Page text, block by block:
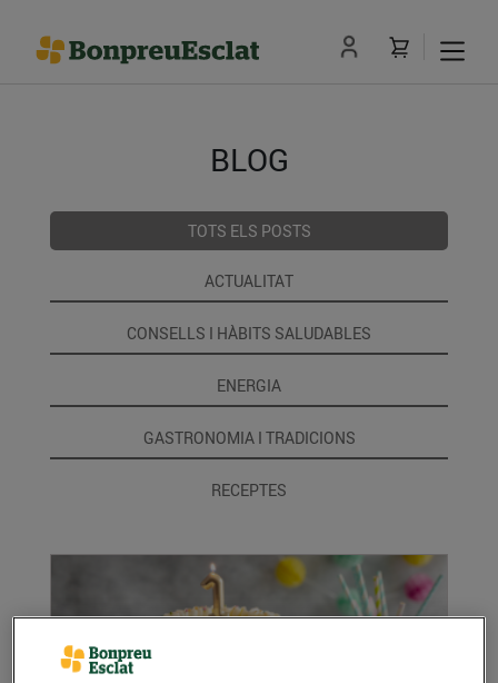
BLOG
TOTS ELS POSTS
ACTUALITAT
CONSELLS I HÀBITS SALUDABLES
ENERGIA
GASTRONOMIA I TRADICIONS
RECEPTES